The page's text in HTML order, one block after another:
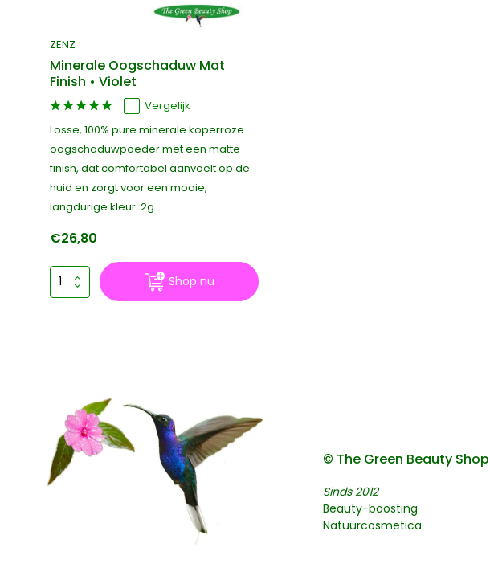
ZENZ
Minerale Oogschaduw Mat
Finish • Violet
Vergelijk
Losse, 100% pure minerale koperroze
oogschaduwpoeder met een matte
finish, dat comfortabel aanvoelt op de
huid en zorgt voor een mooie,
langdurige kleur. 2g
€26,80
Shop nu
© The Green Beauty Shop
Sinds 2012
Beauty-boosting
Natuurcosmetica